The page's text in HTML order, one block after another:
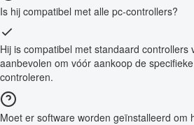
Is hij compatibel met alle pc-controllers?
Hij is compatibel met standaard controllers
aanbevolen om vóór aankoop de
controleren.
Moet er software worden geïnstalleerd om